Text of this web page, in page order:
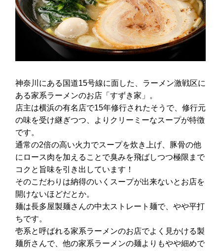
神奈川にある国道15号線に面した、ラーメン激戦区に
ある家系ラーメンのお店「すずき家」。
店主は横浜の有名店で15年修行されたそうで、修行元
の味を受け継ぎつつ、よりクリーミーなスープが特徴
です。
通常の2倍の高い火力でスープを炊き上げ、豚骨の他
にロース肉を加えることで臭みを飛ばしつつ極限まで
コクと旨味を引き出しています！
そのこだわりは納得のいくスープが出来ないとお店を
開けないほどだとか。
麺は長多屋製麺さんの中太ストレート麺で、やや平打
ちです。
壱系と呼ばれる家系ラーメンのお店でよく見かける製
麺所さんで、他の家系ラーメンの麺よりもやや細めで